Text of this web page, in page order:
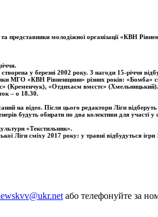
представники молодіжної організації «КВН
у березні 2002 року. З нагоди 15-річчя
МГО «КВН Рівненщини» різних років:
(Кременчук), «Отдихаєм вмєстє» (Хмельницький).
– о 18.30.
на відео. Після цього редактори Ліги
будуть обирати по два колективи для участі
«Текстильник».
Ліги сміху 2017 року: у травні відбудуться
або телефонуйте за